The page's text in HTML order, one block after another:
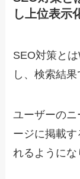
し上位表示
SEO対策と
し、検索結
ユーザーの
ージに掲載
れるようにな